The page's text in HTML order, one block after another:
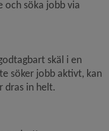
och söka jobb via
skäl i en
söker jobb aktivt, kan
dras in helt.